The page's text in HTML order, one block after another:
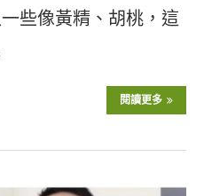
些像黃精、胡桃，這
閱讀更多